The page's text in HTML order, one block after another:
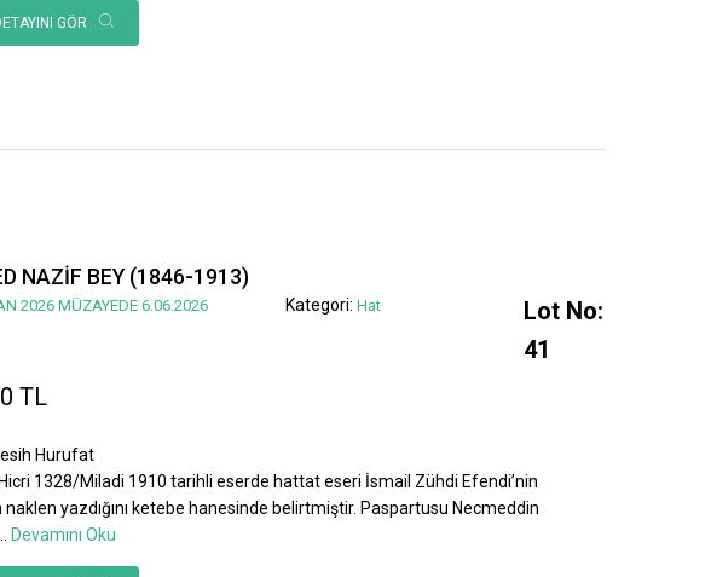
GÖR
NAZİF BEY (1846-1913)
2026 MÜZAYEDE 6.06.2026 Kategori: Hat
Lot No:
41
TL
Hurufat
1328/Miladi 1910 tarihli eserde hattat eseri İsmail Zühdi Efendi’nin
naklen yazdığını ketebe hanesinde belirtmiştir. Paspartusu Necmeddin
Devamını Oku